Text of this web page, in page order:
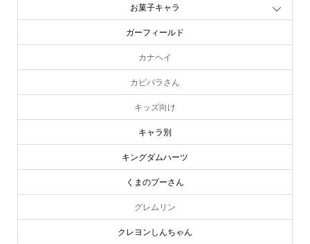
お菓子キャラ
ガーフィールド
カナヘイ
カピバラさん
キッズ向け
キャラ別
キングダムハーツ
くまのプーさん
グレムリン
クレヨンしんちゃん